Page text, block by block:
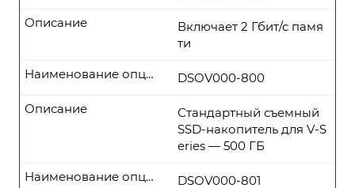
Включает 2 Гбит/с памя
ти
Описание
DSOV000-800
Наименование опции
Стандартный съемный
SSD-накопитель для V-S
eries — 500 ГБ
Описание
DSOV000-801
Наименование опции